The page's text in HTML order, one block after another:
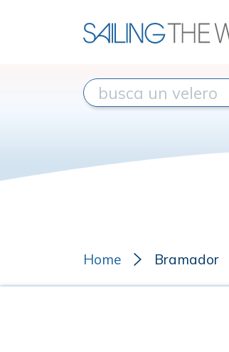
Home Bramador